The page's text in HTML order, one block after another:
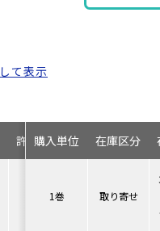
て表示
許容電流 曲げ半径
46mm以上
購入単位 在庫区分
1巻 取り寄せ